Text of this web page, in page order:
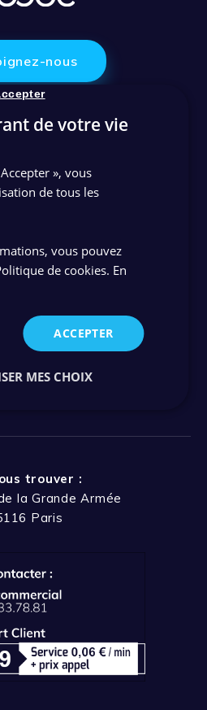
nous
nous
client
LinkedinYoutube
nous ?
gestion documentaire
références
Actualités
trouver :
la Grande Armée
Paris
de votre vie
», vous
de tous les
vous pouvez
de cookies. En
ACCEPTER
MES CHOIX